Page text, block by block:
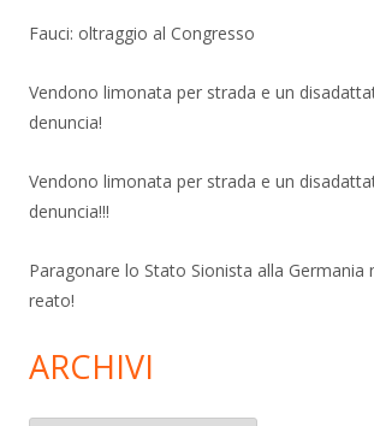
Fauci: oltraggio al Congresso
Vendono limonata per strada e un
denuncia!
Vendono limonata per strada e un
denuncia!!!
Paragonare lo Stato Sionista alla Germania
reato!
ARCHIVI